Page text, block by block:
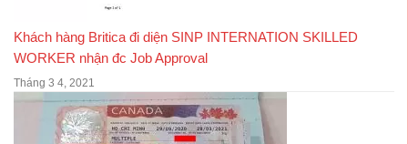
Khách hàng Britica đi diện SINP INTERNATION SKILLED
WORKER nhận đc Job Approval
Tháng 3 4, 2021